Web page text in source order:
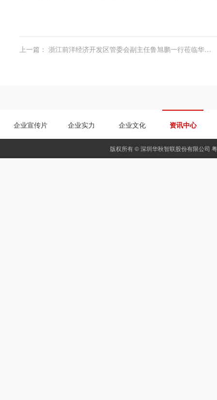
上一篇： 浙江前洋经济开发区管委会副主任鲁旭鹏一行莅临华秋参观考察
企业宣传片 企业实力 企业文化 资讯中心
版权所有 © 深圳华秋智联股份有限公司